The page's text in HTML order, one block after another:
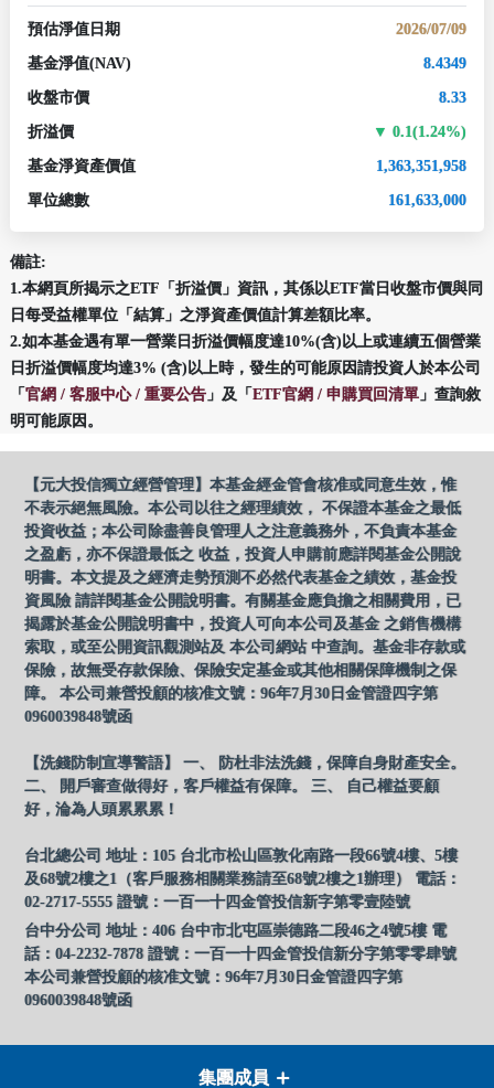
預估淨值日期 2026/07/09
基金淨值(NAV) 8.4349
收盤市價 8.33
折溢價 0.1(1.24%)
基金淨資產價值 1,363,351,958
單位總數 161,633,000
備註:
1.本網頁所揭示之ETF「折溢價」資訊，其係以ETF當日收盤市價與同
日每受益權單位「結算」之淨資產價值計算差額比率。
2.如本基金遇有單一營業日折溢價幅度達10%(含)以上或連續五個營業
日折溢價幅度均達3% (含)以上時，發生的可能原因請投資人於本公司
「 官網 / 客服中心 / 重要公告」及「 ETF官網 / 申購買回清單」查詢敘
明可能原因。
【元大投信獨立經營管理】本基金經金管會核准或同意生效，惟
不表示絕無風險。本公司以往之經理績效， 不保證本基金之最低
投資收益；本公司除盡善良管理人之注意義務外，不負責本基金
之盈虧，亦不保證最低之 收益，投資人申購前應詳閱基金公開說
明書。本文提及之經濟走勢預測不必然代表基金之績效，基金投
資風險 請詳閱基金公開說明書。有關基金應負擔之相關費用，已
揭露於基金公開說明書中，投資人可向本公司及基金 之銷售機構
索取，或至公開資訊觀測站及 本公司網站 中查詢。基金非存款或
保險，故無受存款保險、保險安定基金或其他相關保障機制之保
障。 本公司兼營投顧的核准文號：96年7月30日金管證四字第
0960039848號函
【洗錢防制宣導警語】 一、 防杜非法洗錢，保障自身財產安全。
二、 開戶審查做得好，客戶權益有保障。 三、 自己權益要顧
好，淪為人頭累累累！
台北總公司 地址：105 台北市松山區敦化南路一段66號4樓、5樓
及68號2樓之1（客戶服務相關業務請至68號2樓之1辦理） 電話：
02-2717-5555 證號：一百一十四金管投信新字第零壹陸號
台中分公司 地址：406 台中市北屯區崇德路二段46之4號5樓 電
話：04-2232-7878 證號：一百一十四金管投信新分字第零零肆號
本公司兼營投顧的核准文號：96年7月30日金管證四字第
0960039848號函
集團成員